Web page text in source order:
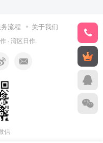
流程 关于我们
· 湾区日作
信